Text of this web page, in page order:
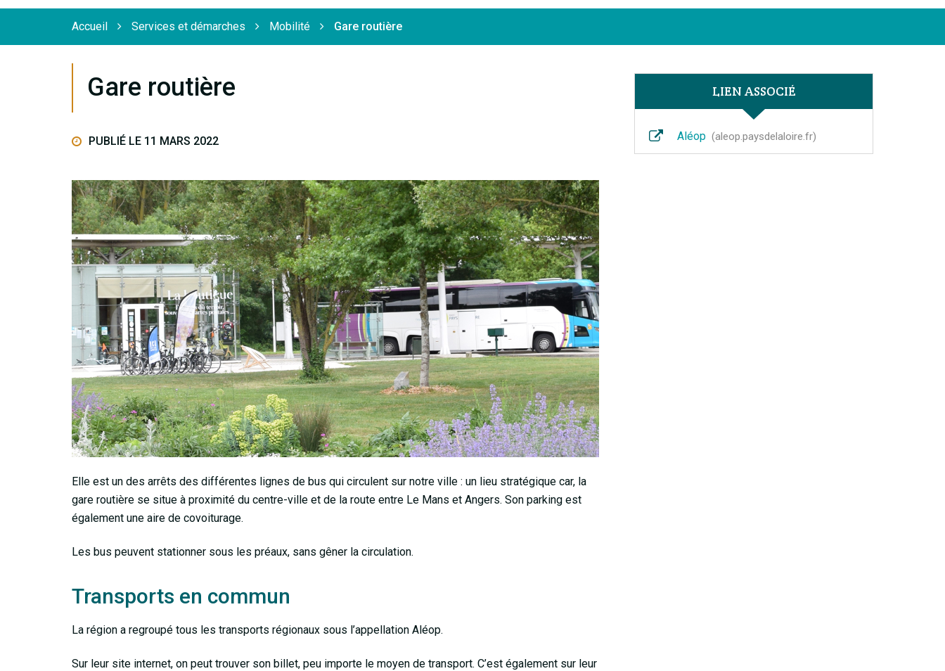
FacebookInstagram
LinkedinYoutube
Flèche
Accueil Services et démarches Mobilité Gare routière
Gare routière
PUBLIÉ LE 11 MARS 2022
Elle est un des arrêts des différentes lignes de bus qui circulent sur notre ville : un lieu stratégique car, la
gare routière se situe à proximité du centre-ville et de la route entre Le Mans et Angers. Son parking est
également une aire de covoiturage.
Les bus peuvent stationner sous les préaux, sans gêner la circulation.
Transports en commun
La région a regroupé tous les transports régionaux sous l’appellation Aléop.
Sur leur site internet, on peut trouver son billet, peu importe le moyen de transport. C’est également sur leur
LIEN ASSOCIÉ
Aléop aleop.paysdelaloire.fr